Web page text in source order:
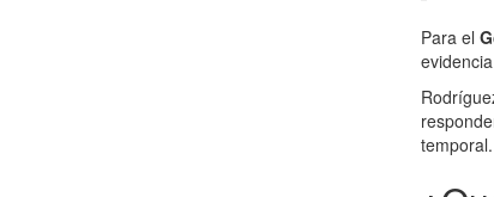
Para el
temporal.